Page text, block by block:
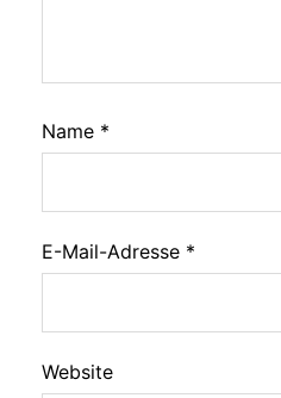
Name *
E-Mail-Adresse *
Website